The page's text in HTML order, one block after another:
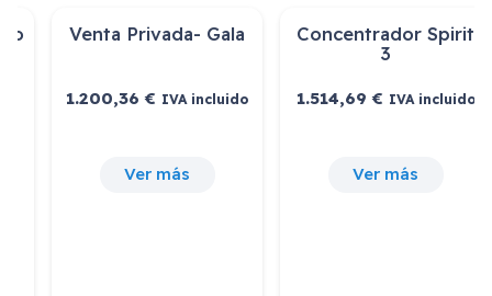
Concentrador Spirit
1.514,69€ IVA incluido
Ver más